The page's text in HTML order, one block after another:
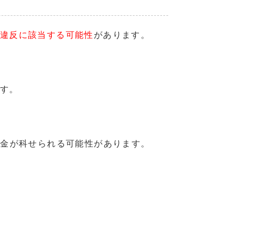
反に該当する可能性があります。
。
が科せられる可能性があります。